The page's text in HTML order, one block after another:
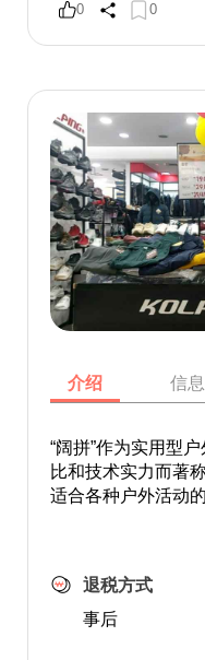
0 0
介绍 信息
“阔拼”作为实用型
比和技术实力而著
适合各种户外活动
退税方式
事后